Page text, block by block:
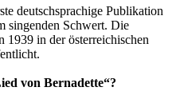
deutschsprachige Publikation
singenden Schwert. Die
1939 in der österreichischen
von Bernadette“?